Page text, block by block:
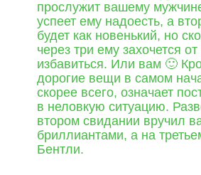
прослужит вашему
успеет ему надоесть, а
будет как новенький, но
через три ему захочется от
избавиться. Или вам 🙂
дорогие вещи в самом
скорее всего, означает
в неловкую ситуацию.
втором свидании вручил
бриллиантами, а на
Бентли.